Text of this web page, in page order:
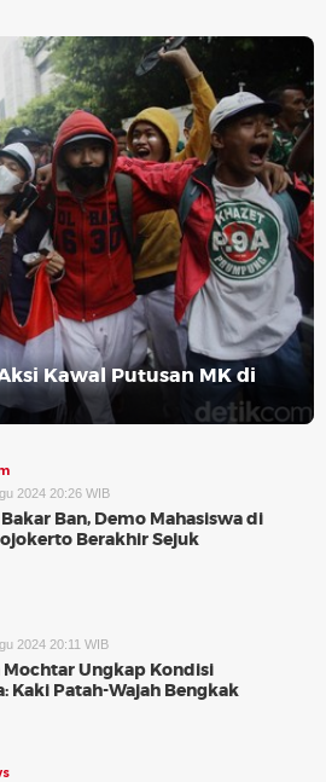
Kawal Putusan MK di
2024 20:26 WIB
Ban, Demo Mahasiswa di
Berakhir Sejuk
2024 20:11 WIB
Mochtar Ungkap Kondisi
Kaki Patah-Wajah Bengkak